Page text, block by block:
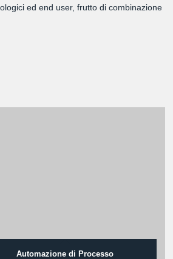
ed end user, frutto di combinazione
Automazione di Processo